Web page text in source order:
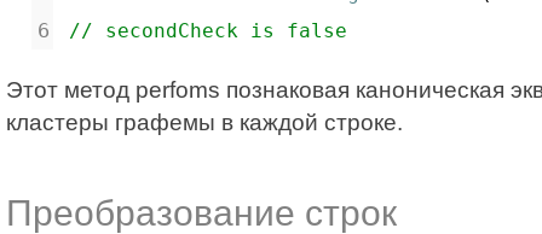
// secondCheck is false
Этот метод perfoms познаковая каноническая
кластеры графемы в каждой строке.
Преобразование строк